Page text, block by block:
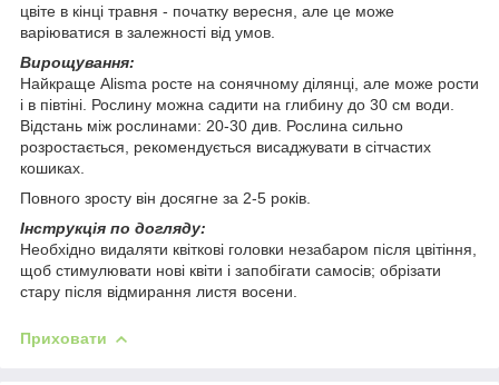
цвіте в кінці травня - початку вересня, але це може
варіюватися в залежності від умов.
Вирощування:
Найкраще Alisma росте на сонячному ділянці, але може рости
і в півтіні. Рослину можна садити на глибину до 30 см води.
Відстань між рослинами: 20-30 див. Рослина сильно
розростається, рекомендується висаджувати в сітчастих
кошиках.
Повного зросту він досягне за 2-5 років.
Інструкція по догляду:
Необхідно видаляти квіткові головки незабаром після цвітіння,
щоб стимулювати нові квіти і запобігати самосів; обрізати
стару після відмирання листя восени.
Приховати